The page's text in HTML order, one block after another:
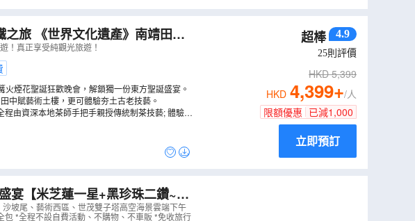
旅 《世界文化遺產》南靖田螺
🍃採茶及制茶體驗、🔥聖誕土
！真正享受純觀光旅遊！
煙花聖誕狂歡晚會，解鎖獨一份東方聖誕盛宴。
中賦藝術土樓，更可體驗夯土古老技藝。
由資深本地茶師手把手親授傳統制茶技藝; 體驗DI
走成品留念。
超棒 4.9
25則評價
HKD5,399
HKD 4,399+/人
限額優惠 已減1,000
立即預訂
宴【米芝蓮一星+黑珍珠二鑽~宴
【保證連住2晚頂奢酒店廈門航
坡尾、藝術西區、世茂雙子塔高空海景雲端下午
*全程不設自費活動、不購物、不車販 *免收旅行